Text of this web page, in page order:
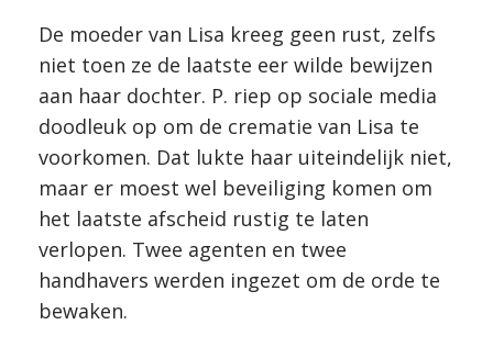
De moeder van Lisa kreeg geen rust, zelfs
niet toen ze de laatste eer wilde bewijzen
aan haar dochter. P. riep op sociale media
doodleuk op om de crematie van Lisa te
voorkomen. Dat lukte haar uiteindelijk niet,
maar er moest wel beveiliging komen om
het laatste afscheid rustig te laten
verlopen. Twee agenten en twee
handhavers werden ingezet om de orde te
bewaken.